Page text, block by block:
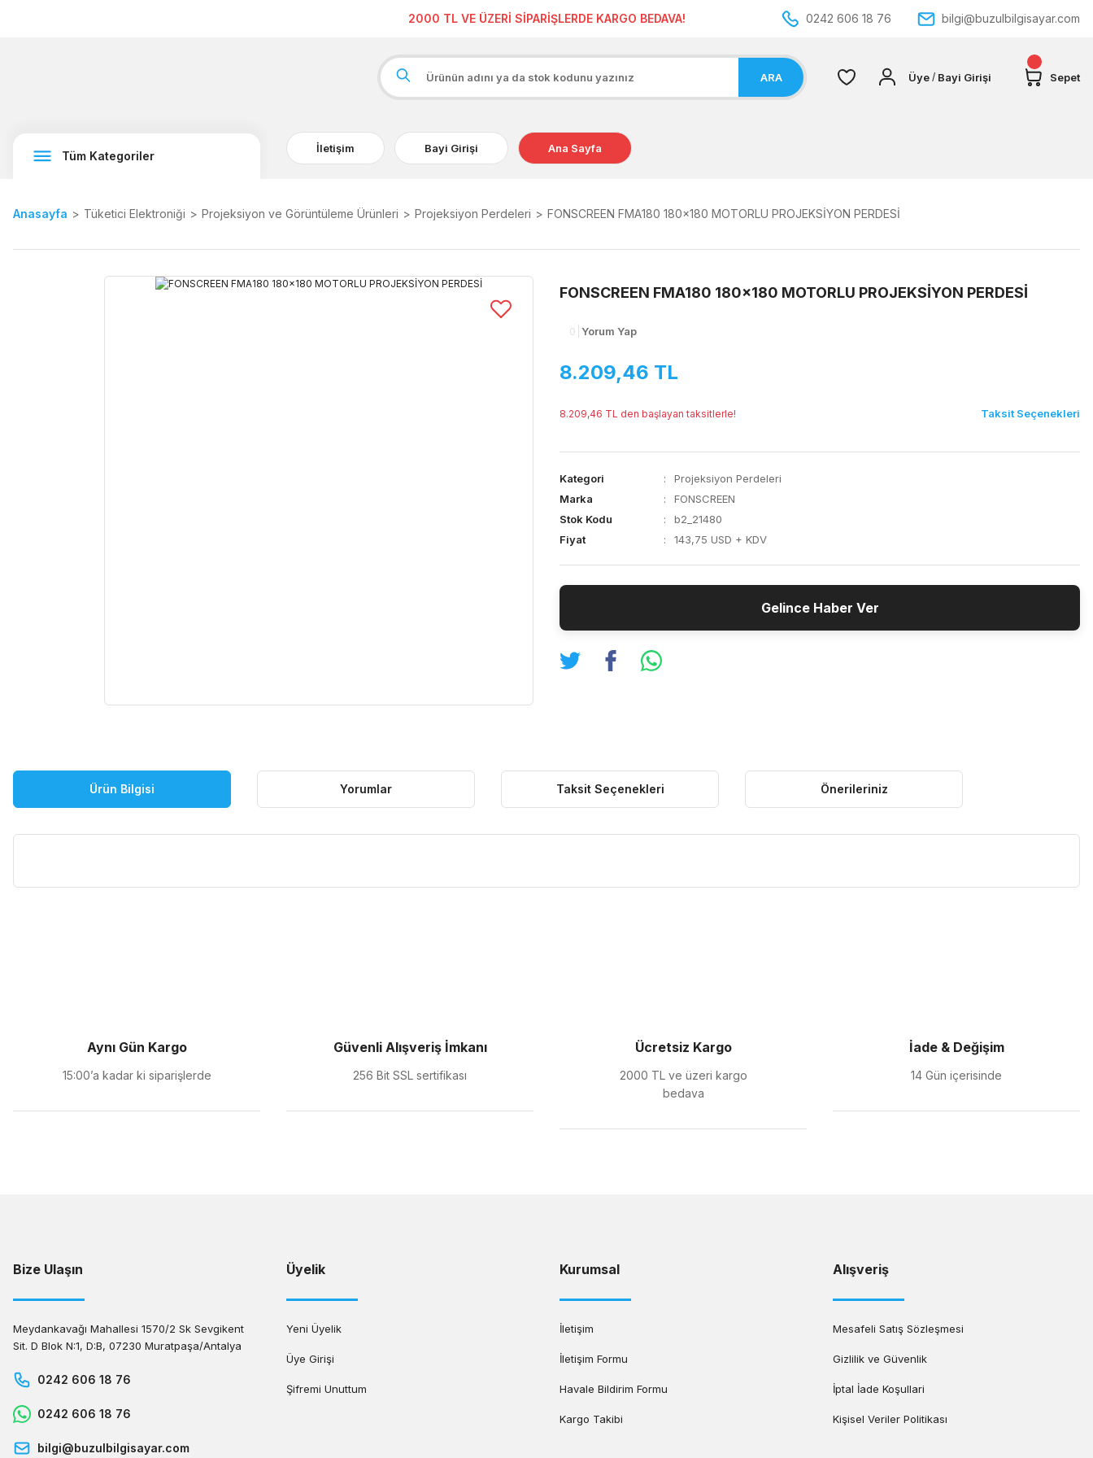
2000 TL VE ÜZERİ SİPARİŞLERDE KARGO BEDAVA! 0242 606 18 76 bilgi@buzulbilgisayar.com
ARA Üye / Bayi Girişi Sepet
Tüm Kategoriler
İletişim Bayi Girişi Ana Sayfa
Anasayfa Tüketici Elektroniği Projeksiyon ve Görüntüleme Ürünleri Projeksiyon Perdeleri FONSCREEN FMA180 180x180 MOTORLU PROJEKSİYON PERDESİ
FONSCREEN FMA180 180x180 MOTORLU PROJEKSİYON PERDESİ
0 Yorum Yap
8.209,46 TL
8.209,46 TL den başlayan taksitlerle! Taksit Seçenekleri
Kategori
Projeksiyon Perdeleri
Marka
FONSCREEN
Stok Kodu
b2_21480
Fiyat
143,75 USD + KDV
Gelince Haber Ver
Ürün Bilgisi Yorumlar Taksit Seçenekleri Önerileriniz
Ürün fiyatı diğer sitelerden daha pahalı.
Bu ürüne benzer farklı alternatifler olmalı.
Aynı Gün Kargo
15:00’a kadar ki siparişlerde
Güvenli Alışveriş İmkanı
256 Bit SSL sertifikası
Ücretsiz Kargo
2000 TL ve üzeri kargo
bedava
İade & Değişim
14 Gün içerisinde
Bize Ulaşın
Meydankavağı Mahallesi 1570/2 Sk Sevgikent
Sit. D Blok N:1, D:B, 07230 Muratpaşa/Antalya
0242 606 18 76
0242 606 18 76
bilgi@buzulbilgisayar.com
Üyelik
Yeni Üyelik
Üye Girişi
Şifremi Unuttum
Kurumsal
İletişim
İletişim Formu
Havale Bildirim Formu
Kargo Takibi
Alışveriş
Mesafeli Satış Sözleşmesi
Gizlilik ve Güvenlik
İptal İade Koşullari
Kişisel Veriler Politikası